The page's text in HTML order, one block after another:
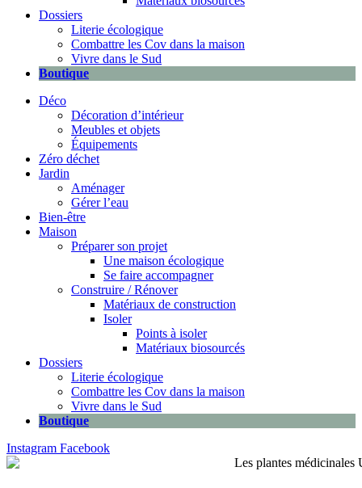
Dossiers
Literie écologique
Combattre les Cov dans la maison
Vivre dans le Sud
Boutique
Déco
Décoration d’intérieur
Meubles et objets
Équipements
Zéro déchet
Jardin
Aménager
Gérer l’eau
Bien-être
Maison
Préparer son projet
Une maison écologique
Se faire accompagner
Construire / Rénover
Matériaux de construction
Isoler
Points à isoler
Matériaux biosourcés
Dossiers
Literie écologique
Combattre les Cov dans la maison
Vivre dans le Sud
Boutique
Instagram Facebook